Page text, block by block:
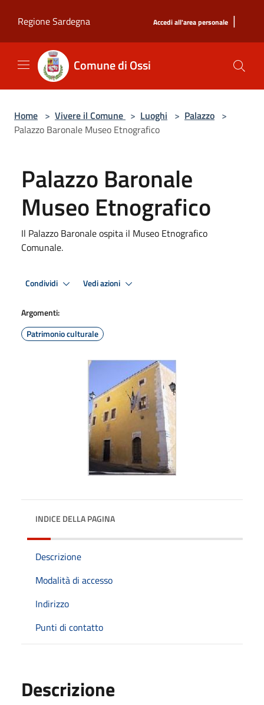
Regione Sardegna
Accedi all'area personale |
Comune di Ossi
Home > Vivere il Comune > Luoghi > Palazzo >
Palazzo Baronale Museo Etnografico
Palazzo Baronale
Museo Etnografico
Il Palazzo Baronale ospita il Museo Etnografico
Comunale.
Condividi Vedi azioni
Argomenti:
Patrimonio culturale
INDICE DELLA PAGINA
Descrizione
Modalità di accesso
Indirizzo
Punti di contatto
Descrizione